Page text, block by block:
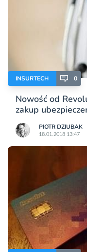
INSURTECH 0
Nowość od
zakup
PIOTR DZIUBAK
18.01.2018 13:47